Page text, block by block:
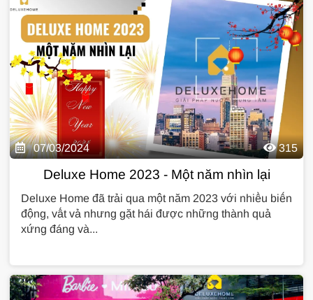
07/03/2024 315
Deluxe Home 2023 - Một năm nhìn lại
Deluxe Home đã trải qua một năm 2023 với nhiều biến
động, vất vả nhưng gặt hái được những thành quả
xứng đáng và...